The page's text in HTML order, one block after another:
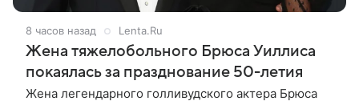
8 часов назад Lenta.Ru
Жена тяжелобольного Брюса Уиллиса
покаялась за празднование 50-летия
Жена легендарного голливудского актера Брюса